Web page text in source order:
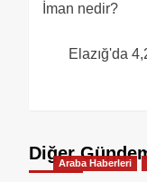
İman nedir?
Elazığ'da
DiğerAraba Haberleri